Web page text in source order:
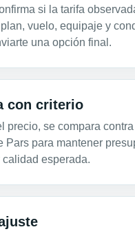
si la tarifa
vuelo, equipaje y
una opción final.
con criterio
precio, se compara
Pars para mantener
esperada.